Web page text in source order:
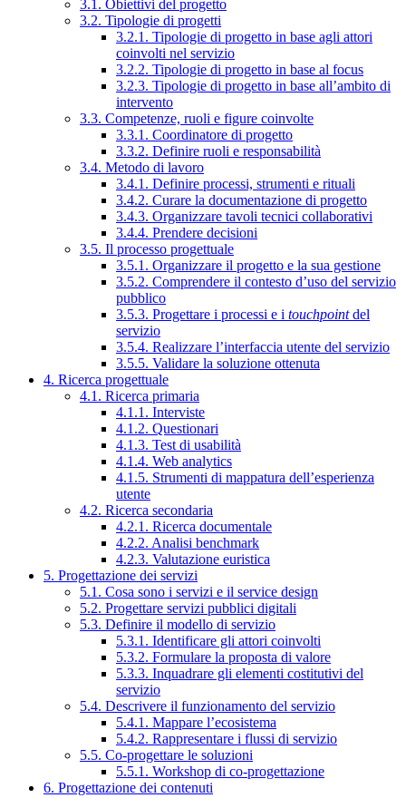
3.1. Obiettivi del progetto
3.2. Tipologie di progetti
3.2.1. Tipologie di progetto in base agli attori
coinvolti nel servizio
3.2.2. Tipologie di progetto in base al focus
3.2.3. Tipologie di progetto in base all’ambito di
intervento
3.3. Competenze, ruoli e figure coinvolte
3.3.1. Coordinatore di progetto
3.3.2. Definire ruoli e responsabilità
3.4. Metodo di lavoro
3.4.1. Definire processi, strumenti e rituali
3.4.2. Curare la documentazione di progetto
3.4.3. Organizzare tavoli tecnici collaborativi
3.4.4. Prendere decisioni
3.5. Il processo progettuale
3.5.1. Organizzare il progetto e la sua gestione
3.5.2. Comprendere il contesto d’uso del servizio
pubblico
3.5.3. Progettare i processi e i touchpointdel
servizio
3.5.4. Realizzare l’interfaccia utente del servizio
3.5.5. Validare la soluzione ottenuta
4. Ricerca progettuale
4.1. Ricerca primaria
4.1.1. Interviste
4.1.2. Questionari
4.1.3. Test di usabilità
4.1.4. Web analytics
4.1.5. Strumenti di mappatura dell’esperienza
utente
4.2. Ricerca secondaria
4.2.1. Ricerca documentale
4.2.2. Analisi benchmark
4.2.3. Valutazione euristica
5. Progettazione dei servizi
5.1. Cosa sono i servizi e il service design
5.2. Progettare servizi pubblici digitali
5.3. Definire il modello di servizio
5.3.1. Identificare gli attori coinvolti
5.3.2. Formulare la proposta di valore
5.3.3. Inquadrare gli elementi costitutivi del
servizio
5.4. Descrivere il funzionamento del servizio
5.4.1. Mappare l’ecosistema
5.4.2. Rappresentare i flussi di servizio
5.5. Co-progettare le soluzioni
5.5.1. Workshop di co-progettazione
6. Progettazione dei contenuti